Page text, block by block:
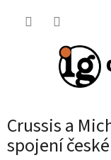
Crussis a
spojení